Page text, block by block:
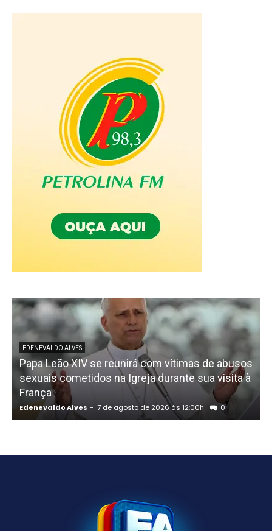
EDENEVALDO ALVES
Papa Leão XIV se reunirá com vítimas de abusos
sexuais cometidos na Igreja durante sua visita à
França
Edenevaldo Alves - 7 de agosto de 2026 às 12:00h 0